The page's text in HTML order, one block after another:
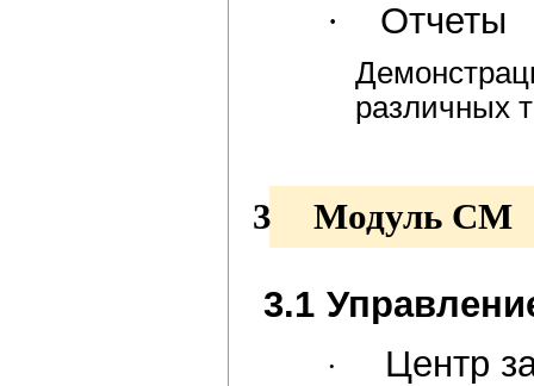
· Отчеты
различных
3 Модуль CM
3.1
· Центр